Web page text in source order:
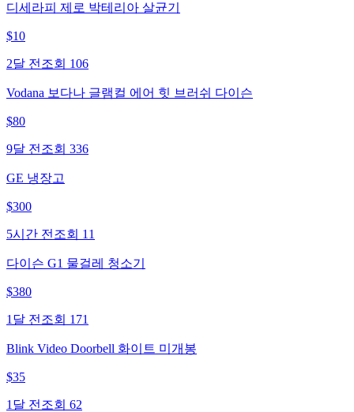
디세라피 제로 박테리아 살균기
$10
2달 전 조회 106
Vodana 보다나 글램컬 에어 힛 브러쉬 다이슨
$80
9달 전 조회 336
GE 냉장고
$300
5시간 전 조회 11
다이슨 G1 물걸레 청소기
$380
1달 전 조회 171
Blink Video Doorbell 화이트 미개봉
$35
1달 전 조회 62